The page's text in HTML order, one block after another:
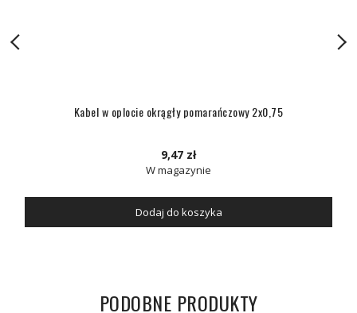
Kabel w oplocie okrągły pomarańczowy 2x0,75
9,47 zł
W magazynie
Dodaj do koszyka
PODOBNE PRODUKTY